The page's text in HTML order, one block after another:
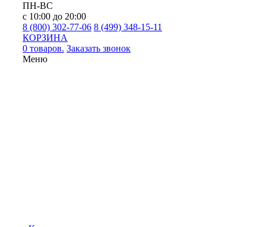
ПН-ВС
с 10:00 до 20:00
8 (800) 302-77-06 8 (499) 348-15-11
КОРЗИНА
0 товаров. Заказать звонок
Меню